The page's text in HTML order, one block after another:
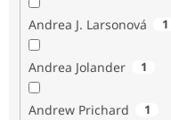
Andrea J. Larsonová 1
Andrea Jolander 1
Andrew Prichard 1